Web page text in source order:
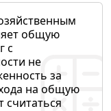
общую
с
не
за
на общую
считаться